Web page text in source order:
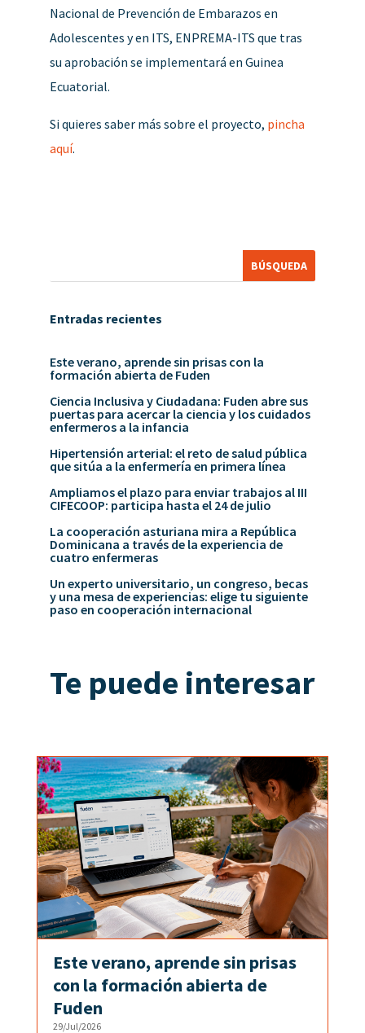
Nacional de Prevención de Embarazos en
Adolescentes y en ITS, ENPREMA-ITS que tras
su aprobación se implementará en Guinea
Ecuatorial.
Si quieres saber más sobre el proyecto, pincha
aquí.
Entradas recientes
Este verano, aprende sin prisas con la
formación abierta de Fuden
Ciencia Inclusiva y Ciudadana: Fuden abre sus
puertas para acercar la ciencia y los cuidados
enfermeros a la infancia
Hipertensión arterial: el reto de salud pública
que sitúa a la enfermería en primera línea
Ampliamos el plazo para enviar trabajos al III
CIFECOOP: participa hasta el 24 de julio
La cooperación asturiana mira a República
Dominicana a través de la experiencia de
cuatro enfermeras
Un experto universitario, un congreso, becas
y una mesa de experiencias: elige tu siguiente
paso en cooperación internacional
Te puede interesar
Este verano, aprende sin prisas
con la formación abierta de
Fuden
29/Jul/2026